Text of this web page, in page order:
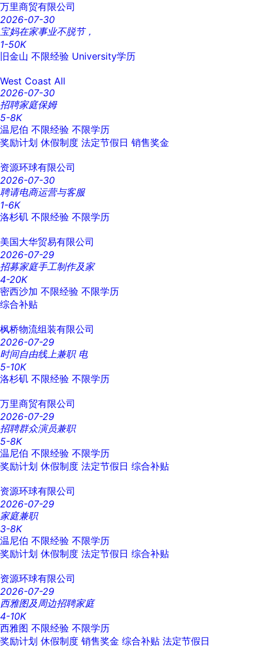
万里商贸有限公司
2026-07-30
宝妈在家事业不脱节，
1-50K
旧金山 不限经验 University学历
West Coast All
2026-07-30
招聘家庭保姆
5-8K
温尼伯 不限经验 不限学历
奖励计划 休假制度 法定节假日 销售奖金
资源环球有限公司
2026-07-30
聘请电商运营与客服
1-6K
洛杉矶 不限经验 不限学历
美国大华贸易有限公司
2026-07-29
招募家庭手工制作及家
4-20K
密西沙加 不限经验 不限学历
综合补贴
枫桥物流组装有限公司
2026-07-29
时间自由线上兼职 电
5-10K
洛杉矶 不限经验 不限学历
万里商贸有限公司
2026-07-29
招聘群众演员兼职
5-8K
温尼伯 不限经验 不限学历
奖励计划 休假制度 法定节假日 综合补贴
资源环球有限公司
2026-07-29
家庭兼职
3-8K
温尼伯 不限经验 不限学历
奖励计划 休假制度 法定节假日 综合补贴
资源环球有限公司
2026-07-29
西雅图及周边招聘家庭
4-10K
西雅图 不限经验 不限学历
奖励计划 休假制度 销售奖金 综合补贴 法定节假日